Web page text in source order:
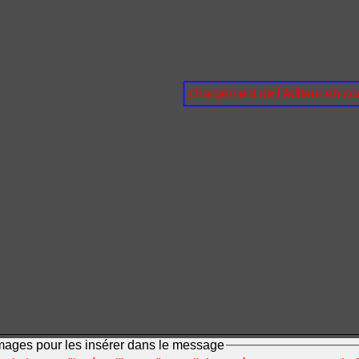
chargement de l'éditeur en
pour les insérer dans le message